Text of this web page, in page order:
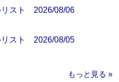
リスト 2026/08/06
リスト 2026/08/05
もっと見る »